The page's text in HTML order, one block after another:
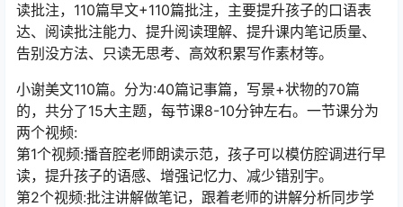
读批注，110篇早文+110篇批注，主要提升孩子的口语表
达、阅读批注能力、提升阅读理解、提升课内笔记质量、
告别没方法、只读无思考、高效积累写作素材等。
小谢美文110篇。分为:40篇记事篇，写景+状物的70篇
的，共分了15大主题，每节课8-10分钟左右。一节课分为
两个视频:
第1个视频:播音腔老师朗读示范，孩子可以模仿腔调进行早
读，提升孩子的语感、增强记忆力、减少错别宇。
第2个视频:批注讲解做笔记，跟着老师的讲解分析同步学